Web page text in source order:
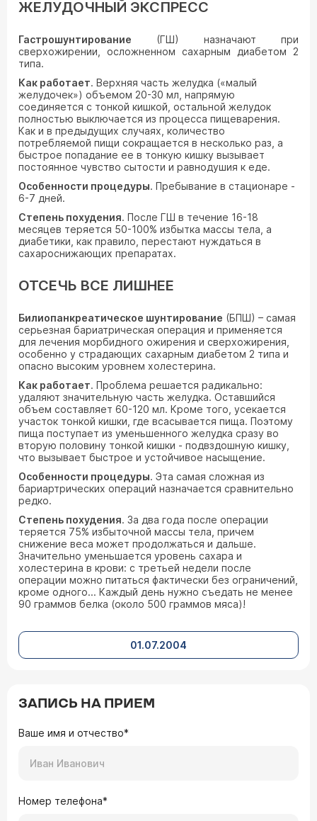
ЖЕЛУДОЧНЫЙ ЭКСПРЕСС
Гастрошунтирование (ГШ) назначают при
сверхожирении, осложненном сахарным диабетом 2
типа.
Как работает. Верхняя часть желудка («малый
желудочек») объемом 20-30 мл, напрямую
соединяется с тонкой кишкой, остальной желудок
полностью выключается из процесса пищеварения.
Как и в предыдущих случаях, количество
потребляемой пищи сокращается в несколько раз, а
быстрое попадание ее в тонкую кишку вызывает
постоянное чувство сытости и равнодушия к еде.
Особенности процедуры. Пребывание в стационаре -
6-7 дней.
Степень похудения. После ГШ в течение 16-18
месяцев теряется 50-100% избытка массы тела, а
диабетики, как правило, перестают нуждаться в
сахароснижающих препаратах.
ОТСЕЧЬ ВСЕ ЛИШНЕЕ
Билиопанкреатическое шунтирование (БПШ) – самая
серьезная бариатрическая операция и применяется
для лечения морбидного ожирения и сверхожирения,
особенно у страдающих сахарным диабетом 2 типа и
опасно высоким уровнем холестерина.
Как работает. Проблема решается радикально:
удаляют значительную часть желудка. Оставшийся
объем составляет 60-120 мл. Кроме того, усекается
участок тонкой кишки, где всасывается пища. Поэтому
пища поступает из уменьшенного желудка сразу во
вторую половину тонкой кишки - подвздошную кишку,
что вызывает быстрое и устойчивое насыщение.
Особенности процедуры. Эта самая сложная из
бариартрических операций назначается сравнительно
редко.
Степень похудения. За два года после операции
теряется 75% избыточной массы тела, причем
снижение веса может продолжаться и дальше.
Значительно уменьшается уровень сахара и
холестерина в крови: с третьей недели после
операции можно питаться фактически без ограничений,
кроме одного... Каждый день нужно съедать не менее
90 граммов белка (около 500 граммов мяса)!
01.07.2004
ЗАПИСЬ НА ПРИЕМ
Ваше имя и отчество*
Номер телефона*